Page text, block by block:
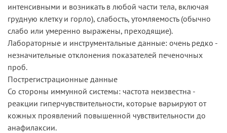
интенсивными и возникать в любой части тела, включая
грудную клетку и горло), слабость, утомляемость (обычно
слабо или умеренно выражены, преходящие).
Лабораторные и инструментальные данные: очень редко -
незначительные отклонения показателей печеночных
проб.
Пострегистрационные данные
Со стороны иммунной системы: частота неизвестна -
реакции гиперчувствительности, которые варьируют от
кожных проявлений повышенной чувствительности до
анафилаксии.